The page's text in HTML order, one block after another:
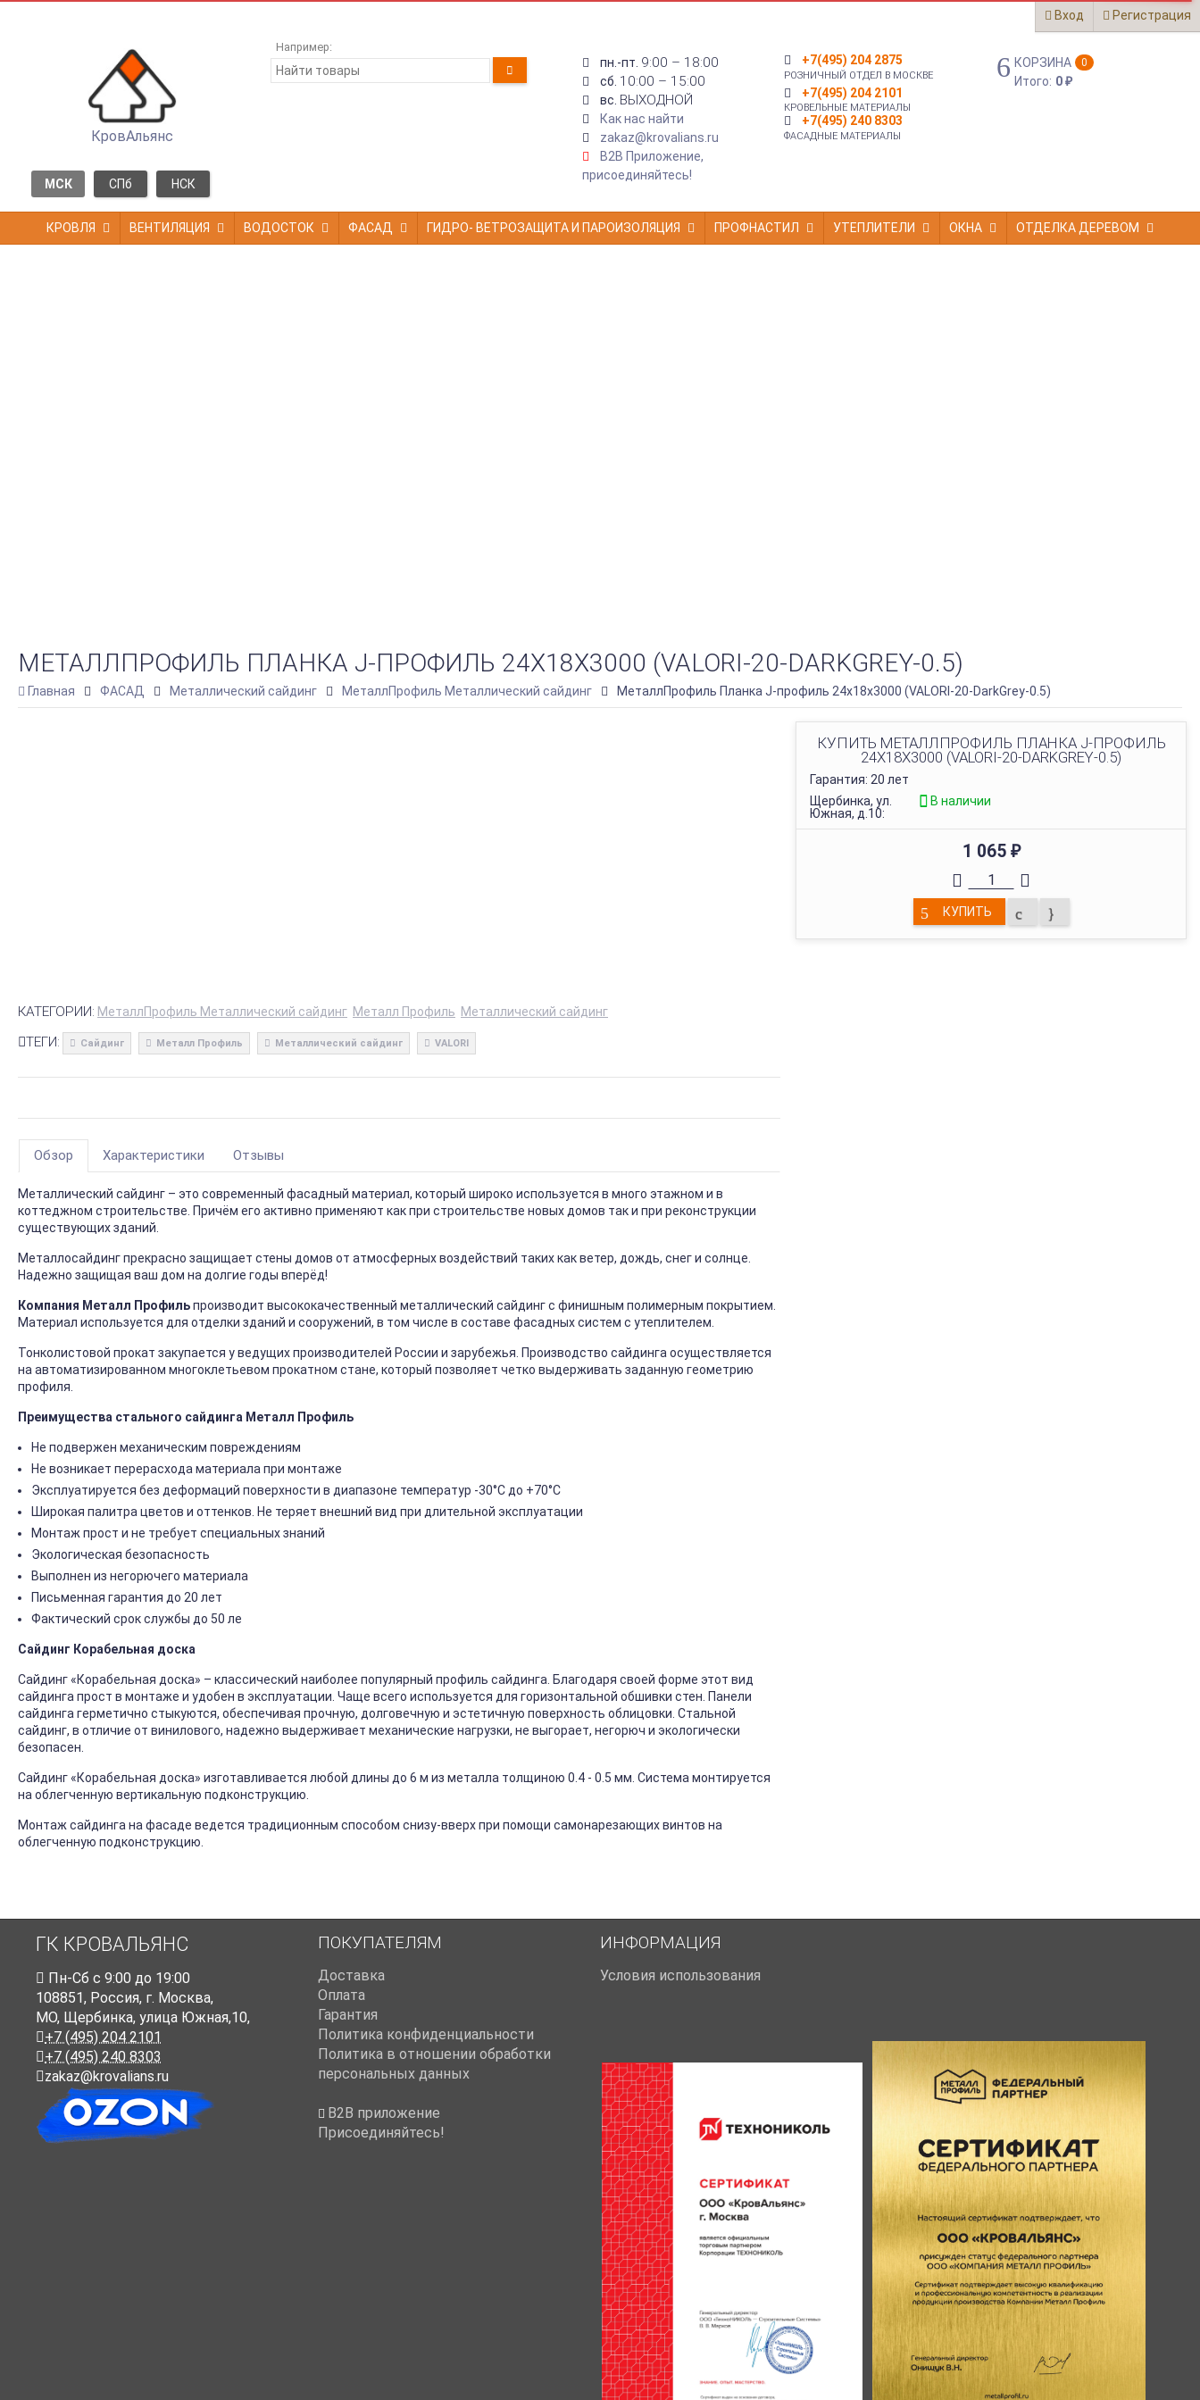
Вход Регистрация
КровАльянс
МСК СПб НСК
Например:
пн.-пт. 9:00 – 18:00
сб. 10:00 – 15:00
вс. ВЫХОДНОЙ
Как нас найти
zakaz@krovalians.ru
B2B Приложение,
присоединяйтесь!
+7(495) 204 2875
РОЗНИЧНЫЙ ОТДЕЛ В МОСКВЕ
+7(495) 204 2101
КРОВЕЛЬНЫЕ МАТЕРИАЛЫ
+7(495) 240 8303
ФАСАДНЫЕ МАТЕРИАЛЫ
КОРЗИНА 0
Итого: 0₽
КРОВЛЯ ВЕНТИЛЯЦИЯ ВОДОСТОК ФАСАД ГИДРО- ВЕТРОЗАЩИТА И ПАРОИЗОЛЯЦИЯ ПРОФНАСТИЛ УТЕПЛИТЕЛИ ОКНА ОТДЕЛКА ДЕРЕВОМ
МЕТАЛЛПРОФИЛЬ ПЛАНКА J-ПРОФИЛЬ 24Х18Х3000 (VALORI-20-DARKGREY-0.5)
Главная ФАСАД Металлический сайдинг МеталлПрофиль Металлический сайдинг МеталлПрофиль Планка J-профиль 24х18х3000 (VALORI-20-DarkGrey-0.5)
КУПИТЬ МЕТАЛЛПРОФИЛЬ ПЛАНКА J-ПРОФИЛЬ
24Х18Х3000 (VALORI-20-DARKGREY-0.5)
Гарантия: 20 лет
Щербинка, ул.
Южная, д.10:
В наличии
1 065 ₽
КУПИТЬ
КАТЕГОРИИ: МеталлПрофиль Металлический сайдинг Металл Профиль Металлический сайдинг
ТЕГИ: Сайдинг Металл Профиль Металлический сайдинг VALORI
Обзор Характеристики Отзывы
Металлический сайдинг – это современный фасадный материал, который широко используется в много этажном и в
коттеджном строительстве. Причём его активно применяют как при строительстве новых домов так и при реконструкции
существующих зданий.
Металлосайдинг прекрасно защищает стены домов от атмосферных воздействий таких как ветер, дождь, снег и солнце.
Надежно защищая ваш дом на долгие годы вперёд!
Компания Металл Профильпроизводит высококачественный металлический сайдинг с финишным полимерным покрытием.
Материал используется для отделки зданий и сооружений, в том числе в составе фасадных систем с утеплителем.
Тонколистовой прокат закупается у ведущих производителей России и зарубежья. Производство сайдинга осуществляется
на автоматизированном многоклетьевом прокатном стане, который позволяет четко выдерживать заданную геометрию
профиля.
Преимущества стального сайдинга Металл Профиль
Не подвержен механическим повреждениям
Не возникает перерасхода материала при монтаже
Эксплуатируется без деформаций поверхности в диапазоне температур -30°C до +70°C
Широкая палитра цветов и оттенков. Не теряет внешний вид при длительной эксплуатации
Монтаж прост и не требует специальных знаний
Экологическая безопасность
Выполнен из негорючего материала
Письменная гарантия до 20 лет
Фактический срок службы до 50 ле
Сайдинг Корабельная доска
Сайдинг «Корабельная доска» – классический наиболее популярный профиль сайдинга. Благодаря своей форме этот вид
сайдинга прост в монтаже и удобен в эксплуатации. Чаще всего используется для горизонтальной обшивки стен. Панели
сайдинга герметично стыкуются, обеспечивая прочную, долговечную и эстетичную поверхность облицовки. Стальной
сайдинг, в отличие от винилового, надежно выдерживает механические нагрузки, не выгорает, негорюч и экологически
безопасен.
Сайдинг «Корабельная доска» изготавливается любой длины до 6 м из металла толщиною 0.4 - 0.5 мм. Система монтируется
на облегченную вертикальную подконструкцию.
Монтаж сайдинга на фасаде ведется традиционным способом снизу-вверх при помощи самонарезающих винтов на
облегченную подконструкцию.
ГК КРОВАЛЬЯНС
Пн-Cб с 9:00 до 19:00
108851, Россия, г. Москва,
МО, Щербинка, улица Южная,10,
+7 (495) 204 2101
+7 (495) 240 8303
zakaz@krovalians.ru
ПОКУПАТЕЛЯМ
Доставка
Оплата
Гарантия
Политика конфиденциальности
Политика в отношении обработки
персональных данных
B2B приложение
Присоединяйтесь!
ИНФОРМАЦИЯ
Условия использования